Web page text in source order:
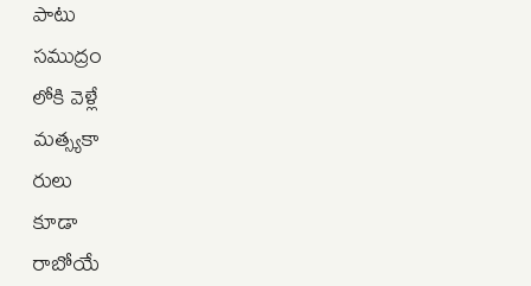
పాటు
సముద్రం
లోకి వెళ్లే
మత్స్యకా
రులు
కూడా
రాబోయే